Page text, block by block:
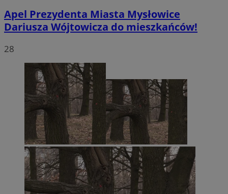
Apel Prezydenta Miasta Mysłowice
Dariusza Wójtowicza do mieszkańców!
28